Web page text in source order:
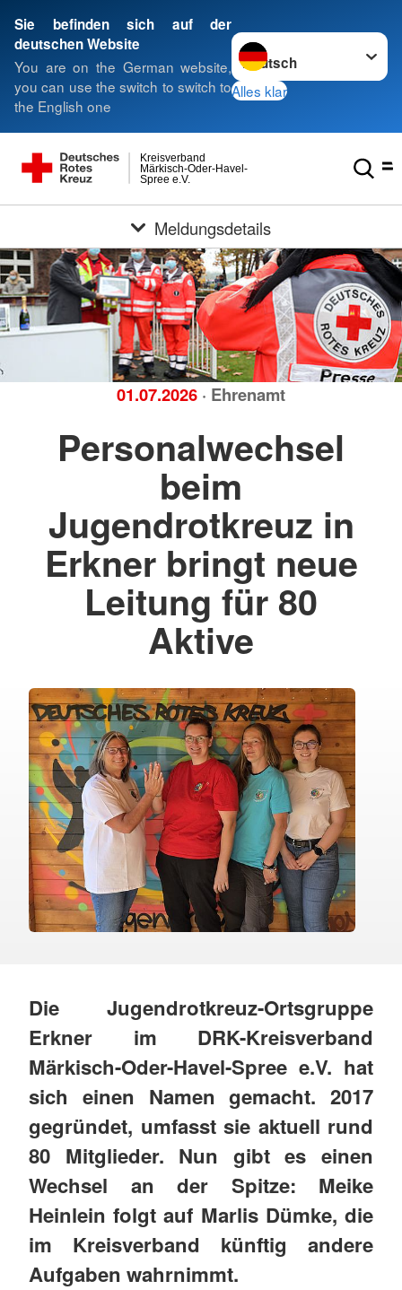
Sie befinden sich auf der
deutschen Website
You are on the German website,
you can use the switch to switch to
the English one
Sprache wechseln zu
Alles klar
Spree e.V.
Märkisch-Oder-Havel-
Kreisverband
Meldungsdetails
01.07.2026 · Ehrenamt
Personalwechsel
beim
Jugendrotkreuz in
Erkner bringt neue
Leitung für 80
Aktive
Die Jugendrotkreuz-Ortsgruppe
Erkner im DRK-Kreisverband
Märkisch-Oder-Havel-Spree e.V. hat
sich einen Namen gemacht. 2017
gegründet, umfasst sie aktuell rund
80 Mitglieder. Nun gibt es einen
Wechsel an der Spitze: Meike
Heinlein folgt auf Marlis Dümke, die
im Kreisverband künftig andere
Aufgaben wahrnimmt.